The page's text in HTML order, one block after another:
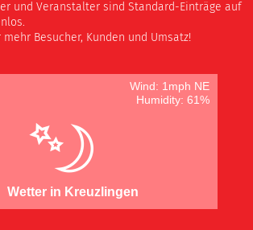
und Veranstalter sind Standard-Einträge auf
mehr Besucher, Kunden und Umsatz!
Wind: 1mph NE
Humidity: 61%
Wetter in Kreuzlingen